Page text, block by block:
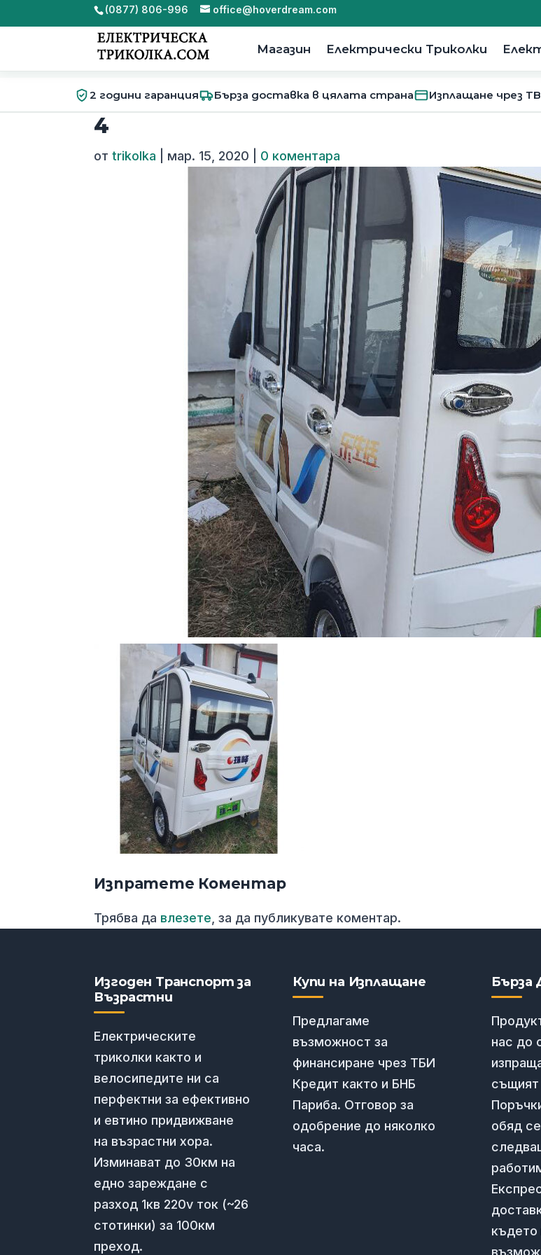
(0877) 806-996 office@hoverdream.com
Магазин Електрически Триколки
2 години гаранция Бърза доставка в цялата страна Изплащане чрез
4
отtrikolka мар. 15, 2020 0 коментара
Изпратете Коментар
Трябва да влезете , за да публикувате коментар.
Изгоден Транспорт за
Възрастни
Електрическите
триколки както и
велосипедите ни са
перфектни за ефективно
и евтино придвижване
на възрастни хора.
Изминават до 30км на
едно зареждане с
разход 1кв 220v ток (~26
стотинки) за 100км
преход.
Купи на Изплащане
Предлагаме
възможност за
финансиране чрез ТБИ
Кредит както и БНБ
Париба. Отговор за
одобрение до няколко
часа.
Бърза
нас до
същият
обяд
където